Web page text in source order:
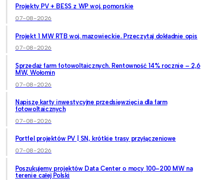
Projekty PV + BESS z WP woj. pomorskie
07-08-2026
Projekt 1 MW RTB woj. mazowieckie. Przeczytaj dokładnie opis
07-08-2026
Sprzedaż farm fotowoltaicznych. Rentowność 14% rocznie – 2,6
MW, Wołomin
07-08-2026
Napiszę karty inwestycyjne przedsięwzięcia dla farm
fotowoltaicznych
07-08-2026
Portfel projektów PV | SN, krótkie trasy przyłączeniowe
07-08-2026
Poszukujemy projektów Data Center o mocy 100–200 MW na
terenie całej Polski